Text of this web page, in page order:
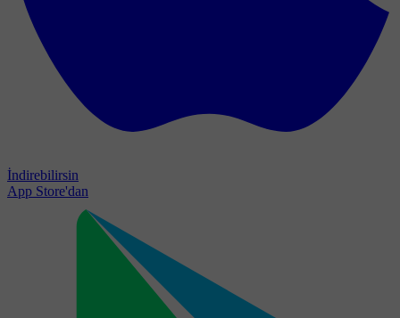
İndirebilirsin
App Store'dan